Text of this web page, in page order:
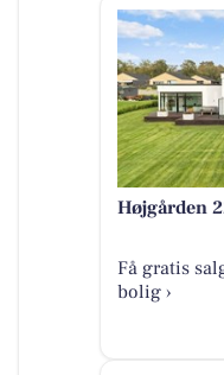
Højgården
Få gratis
bolig ›